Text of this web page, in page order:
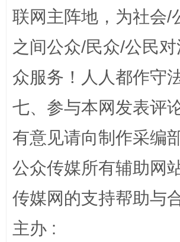
网上购药对药下症？
这是一记警钟！
联网主阵地，为社会/
之间公众/民众/公民
众服务！人人都作守
七、参与本网发表评
有意见请向制作采编
公众传媒所有辅助网
传媒网的支持帮助与
主办 :